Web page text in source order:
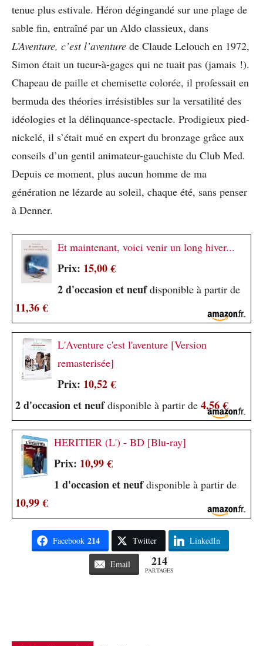
tenue plus estivale. Héron dégingandé sur une plage de
sable fin, entraîné par un Aldo classieux, dans
L’Aventure, c’est l’aventure de Claude Lelouch en 1972,
Simon était un tueur-à-gages qui ne tuait pas (jamais !).
Chapeau de paille et chemisette colorée, il professait en
bermuda des théories irrésistibles sur la versatilité des
idéologies et la délinquance-spectacle. Prodigieux pied-
nickelé, il s’était mué en expert du bronzage grâce aux
conseils d’un gentil animateur-gauchiste du Club Med.
Depuis ce moment, plus aucun homme de ma
génération ne lézarde au soleil, chaque été, sans penser
à Denner.
Et maintenant, voici venir un long hiver...
Prix: 15,00 €
2 d'occasion et neufdisponible à partir de
11,36 €
L'Aventure c'est l'aventure [Version
remasterisée]
Prix: 10,52 €
2 d'occasion et neufdisponible à partir de 4,56 €
HERITIER (L') - BD [Blu-ray]
Prix: 10,99 €
1 d'occasion et neufdisponible à partir de
10,99 €
Facebook 214 Twitter LinkedIn
Email 214
PARTAGES